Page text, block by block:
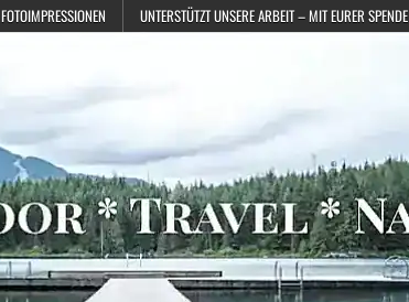
FOTOIMPRESSIONEN UNTERSTÜTZT UNSERE ARBEIT – MIT EURER SPENDE